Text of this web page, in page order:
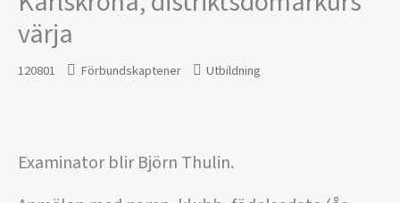
värja
120801 Förbundskaptener Utbildning
Examinator blir Björn Thulin.